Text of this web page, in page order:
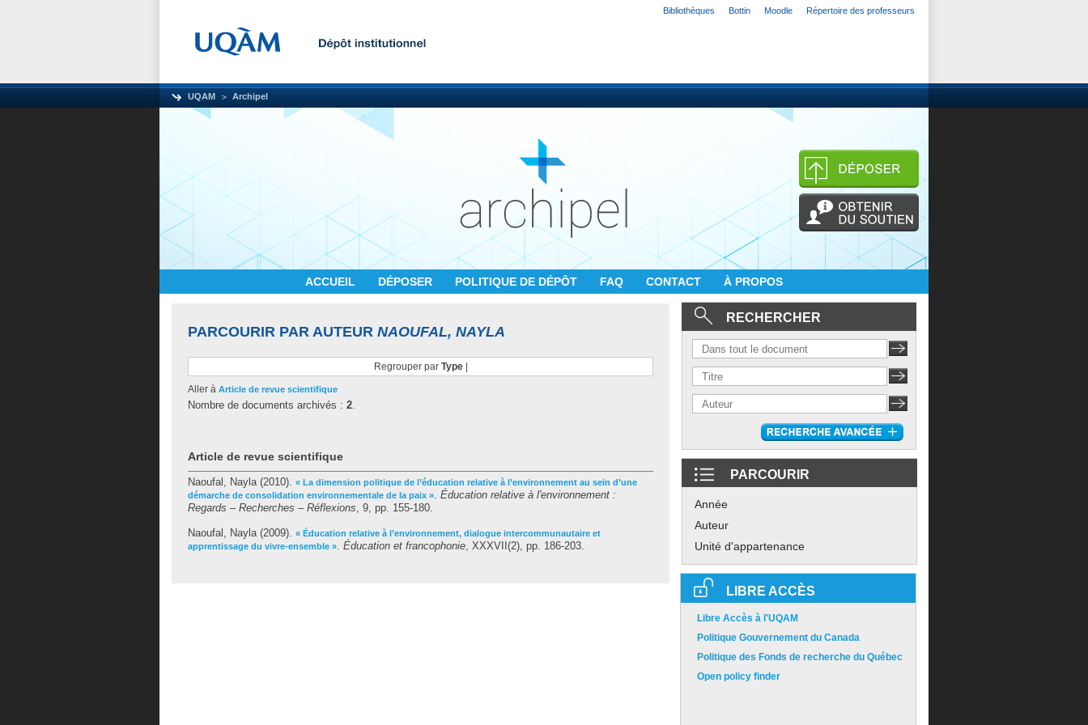
Bibliothèques Bottin Moodle Répertoire des professeurs
UQAM Archipel
ACCUEIL DÉPOSER POLITIQUE DE DÉPÔT FAQ CONTACT À PROPOS
PARCOURIR PAR AUTEUR NAOUFAL, NAYLA
Regrouper par Type|
Aller à Article de revue scientifique
Nombre de documents archivés : 2.
Article de revue scientifique
Naoufal, Nayla(2010). « La dimension politique de l’éducation relative à l’environnement au sein d’une
démarche de consolidation environnementale de la paix ». Éducation relative à l'environnement :
Regards – Recherches – Réflexions, 9, pp. 155-180.
Naoufal, Nayla(2009). « Éducation relative à l’environnement, dialogue intercommunautaire et
apprentissage du vivre-ensemble ». Éducation et francophonie, XXXVII(2), pp. 186-203.
RECHERCHER
PARCOURIR
Année
Auteur
Unité d'appartenance
LIBRE ACCÈS
Libre Accès à l'UQAM
Politique Gouvernement du Canada
Politique des Fonds de recherche du Québec
Open policy finder